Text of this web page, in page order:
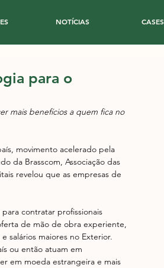
NOTÍCIAS CASES
para o
mais benefícios a quem fica no
movimento acelerado pela
da Brasscom, Associação das
revelou que as empresas de
contratar profissionais
de mão de obra experiente,
salários maiores no Exterior.
ou então atuam em
em moeda estrangeira e mais